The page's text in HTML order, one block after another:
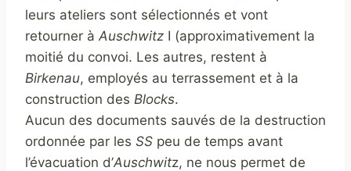
leurs ateliers sont sélectionnés et vont
retourner à Auschwitz I (approximativement la
moitié du convoi. Les autres, restent à
Birkenau, employés au terrassement et à la
construction des Blocks.
Aucun des documents sauvés de la destruction
ordonnée par les SS peu de temps avant
l’évacuation d’Auschwitz, ne nous permet de